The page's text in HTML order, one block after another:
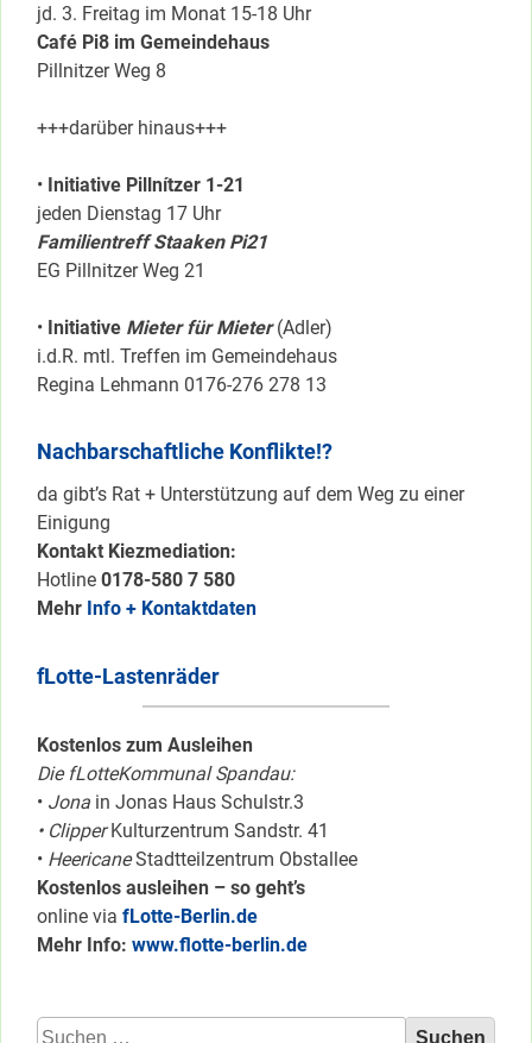
jd. 3. Freitag im Monat 15-18 Uhr
Café Pi8 im Gemeindehaus
Pillnitzer Weg 8
+++darüber hinaus+++
• Initiative Pillnítzer 1-21
jeden Dienstag 17 Uhr
Familientreff Staaken Pi21
EG Pillnitzer Weg 21
• Initiative Mieter für Mieter(Adler)
i.d.R. mtl. Treffen im Gemeindehaus
Regina Lehmann 0176-276 278 13
Nachbarschaftliche Konflikte!?
da gibt’s Rat + Unterstützung auf dem Weg zu einer
Einigung
Kontakt Kiezmediation:
Hotline 0178-580 7 580
Mehr Info + Kontaktdaten
fLotte-Lastenräder
Kostenlos zum Ausleihen
Die fLotteKommunal Spandau:
• Jona in Jonas Haus Schulstr.3
• ClipperKulturzentrum Sandstr. 41
• HeericaneStadtteilzentrum Obstallee
Kostenlos ausleihen – so geht’s
online via fLotte-Berlin.de
Mehr Info: www.flotte-berlin.de
Suchen